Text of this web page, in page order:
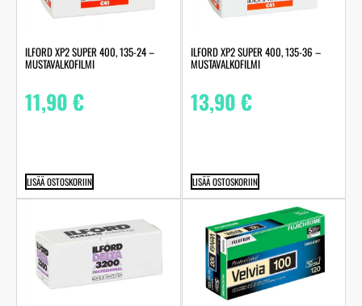
ILFORD XP2 SUPER 400, 135-24 –
MUSTAVALKOFILMI
11,90€
LISÄÄ OSTOSKORIIN
ILFORD XP2 SUPER 400, 135-36 –
MUSTAVALKOFILMI
13,90€
LISÄÄ OSTOSKORIIN